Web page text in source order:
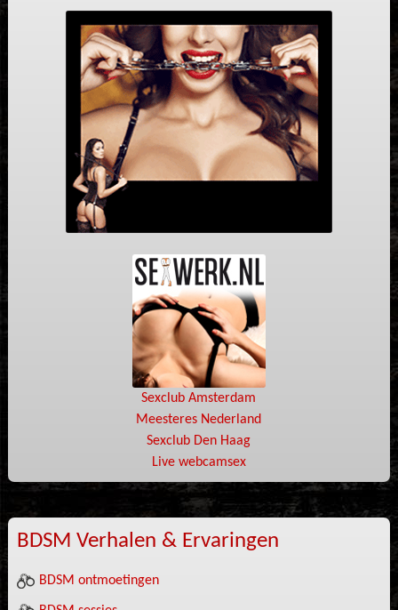
Sexclub Amsterdam
Meesteres Nederland
Sexclub Den Haag
Live webcamsex
BDSM Verhalen & Ervaringen
BDSM ontmoetingen